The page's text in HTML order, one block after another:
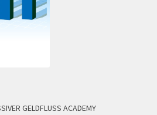
GELDFLUSS ACADEMY